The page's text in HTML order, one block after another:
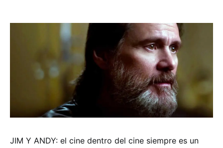
JIM Y ANDY: el cine dentro del cine siempre es un